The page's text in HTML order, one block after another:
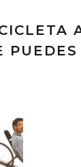
PUEDES